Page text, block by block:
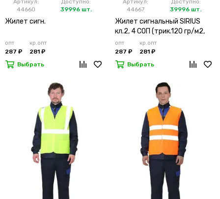
Артикул:
44660
Доступно:
39996 шт.
Жилет сигн.
опт
287 ₽
кр.опт
281 ₽
Выбрать
Артикул:
44667
Доступно:
39996 шт.
Жилет сигнальный SIRIUS
кл.2, 4 СОП (трик.120 гр/м2,
карманы) лимонный
опт
287 ₽
кр.опт
281 ₽
Выбрать